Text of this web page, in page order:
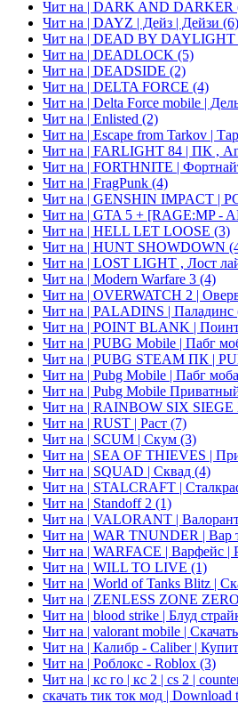
Чит на | DARK AND DARKER
Чит на | DAYZ | Дейз | Дейзи (6)
Чит на | DEAD BY DAYLIGHT
Чит на | DEADLOCK (5)
Чит на | DEADSIDE (2)
Чит на | DELTA FORCE (4)
Чит на | Delta Force mobile |
Чит на | Enlisted (2)
Чит на | Escape from Tarkov |
Чит на | FARLIGHT 84 | ПК ,
Чит на | FORTHNITE |
Чит на | FragPunk (4)
Чит на | GENSHIN IMPACT |
Чит на | GTA 5 + [RAGE:MP -
Чит на | HELL LET LOOSE (3)
Чит на | HUNT SHOWDOWN
Чит на | LOST LIGHT , Лост
Чит на | Modern Warfare 3 (4)
Чит на | OVERWATCH 2 |
Чит на | PALADINS | Паладинс
Чит на | POINT BLANK |
Чит на | PUBG Mobile | Пабг
Чит на | PUBG STEAM ПК |
Чит на | Pubg Mobile | Пабг
Чит на | Pubg Mobile
Чит на | RAINBOW SIX SIEGE
Чит на | RUST | Раст (7)
Чит на | SCUM | Скум (3)
Чит на | SEA OF THIEVES |
Чит на | SQUAD | Сквад (4)
Чит на | STALCRAFT |
Чит на | Standoff 2 (1)
Чит на | VALORANT |
Чит на | WAR TNUNDER | Вар
Чит на | WARFACE | Варфейс |
Чит на | WILL TO LIVE (1)
Чит на | World of Tanks Blitz |
Чит на | ZENLESS ZONE
Чит на | blood strike | Блуд
Чит на | valorant mobile |
Чит на | Калибр - Caliber |
Чит на | Роблокс - Roblox (3)
Чит на | кс го | кс 2 | cs 2 |
скачать тик ток мод | Download